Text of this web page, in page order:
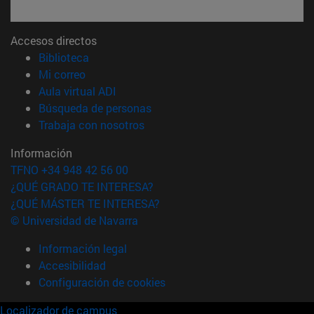
Accesos directos
Biblioteca
Mi correo(abre en nueva ventana)
Aula virtual ADI
Búsqueda de personas(abre en nueva ventana)
Trabaja con nosotros(abre en nueva ventana)
Información
TFNO +34 948 42 56 00
¿QUÉ GRADO TE INTERESA?
¿QUÉ MÁSTER TE INTERESA?
© Universidad de Navarra
Información legal
Accesibilidad
Configuración de cookies
Localizador de campus